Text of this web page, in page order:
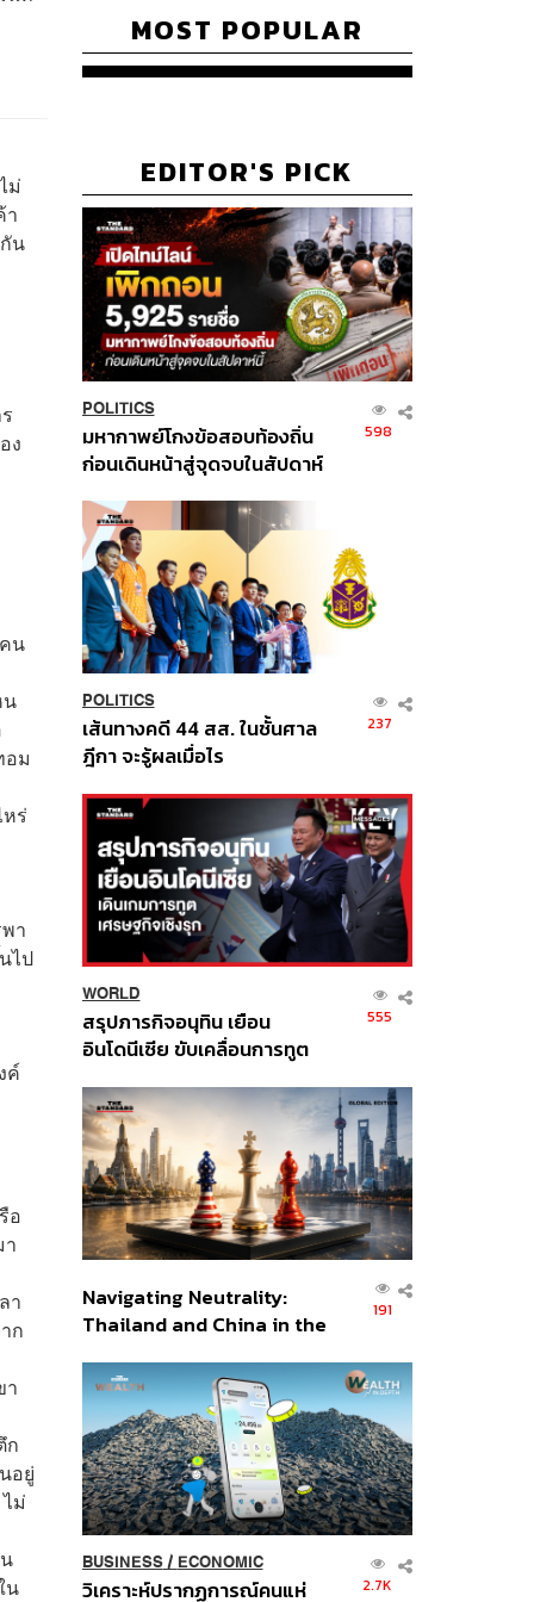
ม่
า
น
ง
น
น
อม
ร่
า
ไป
ค์
อ
า
ก
า
ก
อยู่
ม่
น
MOST POPULAR
EDITOR'S PICK
POLITICS
มหากาพย์โกงข้อสอบท้องถิ่น
ก่อนเดินหน้าสู่จุดจบในสัปดาห์
598
POLITICS
เส้นทางคดี 44 สส. ในชั้นศาล
ฎีกา จะรู้ผลเมื่อไร
237
WORLD
สรุปภารกิจอนุทิน เยือน
อินโดนีเซีย ขับเคลื่อนการทูต
ส่วนยุทธศาสตร์ไทย –
อินโดนีเซีย
555
Navigating Neutrality:
Thailand and China in the
Order
191
BUSINESS/ ECONOMIC
วิเคราะห์ปรากฏการณ์คนแห่ 2.7K